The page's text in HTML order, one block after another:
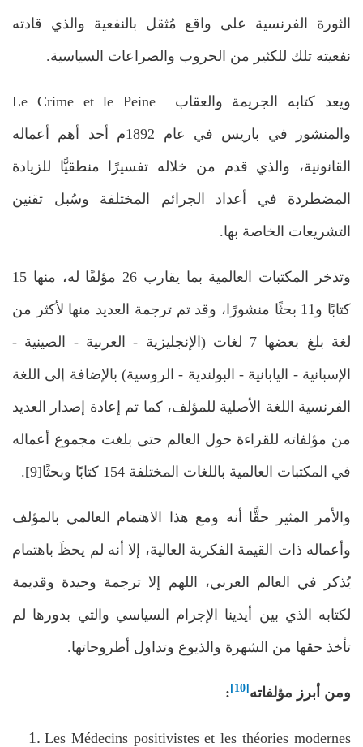
الثورة الفرنسية على واقع مُثقل بالنفعية والذي قادته
نفعيته تلك للكثير من الحروب والصراعات السياسية.
ويعد كتابه الجريمة والعقاب Le Crime et le Peine
والمنشور في باريس في عام 1892م أحد أهم أعماله
القانونية، والذي قدم من خلاله تفسيرًا منطقيًّا للزيادة
المضطردة في أعداد الجرائم المختلفة وسُبل تقنين
التشريعات الخاصة بها.
وتذخر المكتبات العالمية بما يقارب 26 مؤلفًا له، منها 15
كتابًا و11 بحثًا منشورًا، وقد تم ترجمة العديد منها لأكثر من
لغة بلغ بعضها 7 لغات (الإنجليزية - العربية - الصينية -
الإسبانية - اليابانية - البولندية - الروسية) بالإضافة إلى اللغة
الفرنسية اللغة الأصلية للمؤلف، كما تم إعادة إصدار العديد
من مؤلفاته للقراءة حول العالم حتى بلغت مجموع أعماله
في المكتبات العالمية باللغات المختلفة 154 كتابًا وبحثًا[9].
والأمر المثير حقًّا أنه ومع هذا الاهتمام العالمي بالمؤلف
وأعماله ذات القيمة الفكرية العالية، إلا أنه لم يحظَ باهتمام
يُذكر في العالم العربي، اللهم إلا ترجمة وحيدة وقديمة
لكتابه الذي بين أيدينا الإجرام السياسي والتي بدورها لم
تأخذ حقها من الشهرة والذيوع وتداول أطروحاتها.
ومن أبرز مؤلفاته [10]
:
Les Médecins positivistes et les théories modernes